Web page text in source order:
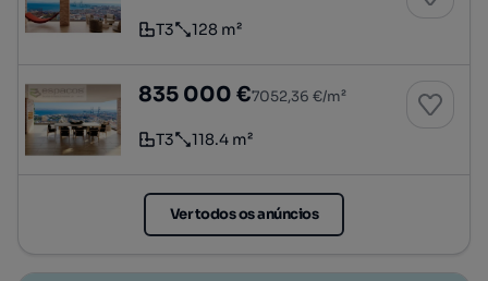
Tipologia
T3
Preço por metro quadrado
128 m²
Terraços 137 - Urb. Terraços da Ponte ,
835 000 €7052,36 €/m²
Tipologia
T3
Preço por metro quadrado
118.4 m²
Ver todos os anúncios